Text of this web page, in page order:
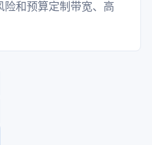
险和预算定制带宽、高